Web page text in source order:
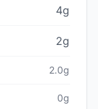
4g
2g
2.0g
0g